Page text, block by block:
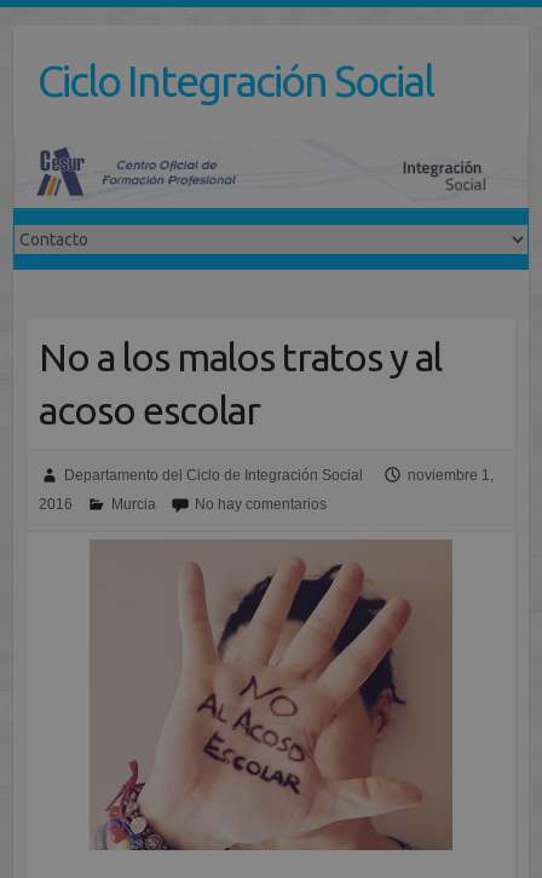
contenidoCiclo Integración Social
No a los malos tratos y al
acoso escolar
Departamento del Ciclo de Integración Social
noviembre 1,
2016
Murcia No hay comentarios